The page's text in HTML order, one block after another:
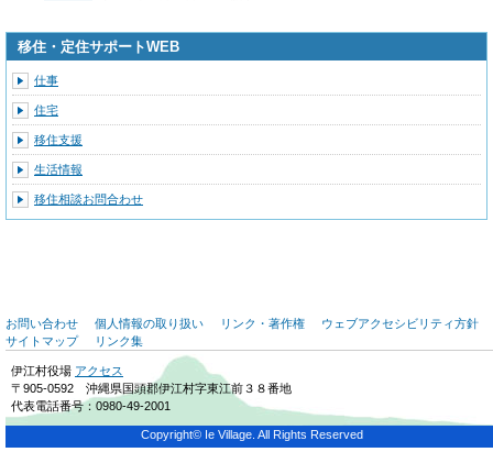
移住・定住サポートWEB
仕事
住宅
移住支援
生活情報
移住相談お問合わせ
お問い合わせ 個人情報の取り扱い リンク・著作権
ウェブアクセシビリティ方針
サイトマップ
リンク集
伊江村役場 アクセス
〒905-0592 沖縄県国頭郡伊江村字東江前３８番地
代表電話番号：0980-49-2001
Copyright© Ie Village. All Rights Reserved